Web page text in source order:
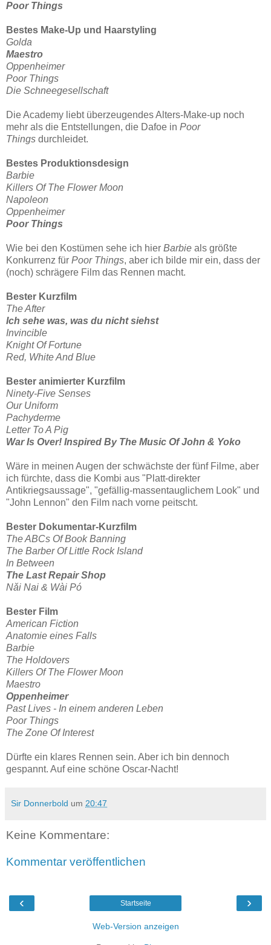
Poor Things
Bestes Make-Up und Haarstyling
Golda
Maestro
Oppenheimer
Poor Things
Die Schneegesellschaft
Die Academy liebt überzeugendes Alters-Make-up noch
mehr als die Entstellungen, die Dafoe in Poor
Things durchleidet.
Bestes Produktionsdesign
Barbie
Killers Of The Flower Moon
Napoleon
Oppenheimer
Poor Things
Wie bei den Kostümen sehe ich hier Barbie als größte
Konkurrenz für Poor Things, aber ich bilde mir ein, dass der
(noch) schrägere Film das Rennen macht.
Bester Kurzfilm
The After
Ich sehe was, was du nicht siehst
Invincible
Knight Of Fortune
Red, White And Blue
Bester animierter Kurzfilm
Ninety-Five Senses
Our Uniform
Pachyderme
Letter To A Pig
War Is Over! Inspired By The Music Of John & Yoko
Wäre in meinen Augen der schwächste der fünf Filme, aber
ich fürchte, dass die Kombi aus "Platt-direkter
Antikriegsaussage", "gefällig-massentauglichem Look" und
"John Lennon" den Film nach vorne peitscht.
Bester Dokumentar-Kurzfilm
The ABCs Of Book Banning
The Barber Of Little Rock Island
In Between
The Last Repair Shop
Nǎi Nai & Wài Pó
Bester Film
American Fiction
Anatomie eines Falls
Barbie
The Holdovers
Killers Of The Flower Moon
Maestro
Oppenheimer
Past Lives - In einem anderen Leben
Poor Things
The Zone Of Interest
Dürfte ein klares Rennen sein. Aber ich bin dennoch
gespannt. Auf eine schöne Oscar-Nacht!
Sir Donnerbold um 20:47
Keine Kommentare:
Kommentar veröffentlichen
‹ ›
Startseite
Web-Version anzeigen